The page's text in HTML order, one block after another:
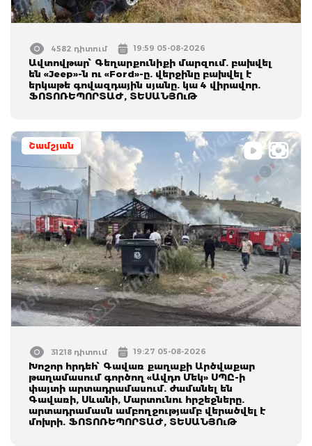
4582 դիտում 19:59 05-08-2026
Ավտովթար՝ Գեղարքունիքի մարզում. բախվել
են «Jeep»-ն ու «Ford»-ը. վերջինը բախվել է
երկաթե գովազդային սյանը. կա 4 վիրավոր.
ՖՈՏՈՌԵՊՈՐՏԱԺ, ՏԵՍԱՆՅՈւԹ
Շամշյան
31218 դիտում 19:27 05-08-2026
Խոշոր հրդեհ՝ Գավառ քաղաքի Արծվաքար
թաղամասում գործող «Ավդո Մեկ» ՍՊԸ-ի
փայտի արտադրամասում. ժամանել են
Գավառի, Սևանի, Մարտունու հրշեջները.
արտադրամասն ամբողջությամբ վերածվել է
մոխրի. ՖՈՏՈՌԵՊՈՐՏԱԺ, ՏԵՍԱՆՅՈւԹ